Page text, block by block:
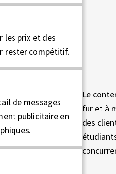
les prix et des
rester compétitif.
de messages
publicitaire en
Le
fur et à
des